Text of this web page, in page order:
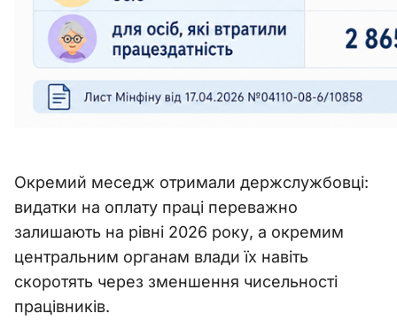
Окремий меседж отримали держслужбовці:
видатки на оплату праці переважно
залишають на рівні 2026 року, а окремим
центральним органам влади їх навіть
скоротять через зменшення чисельності
працівників.